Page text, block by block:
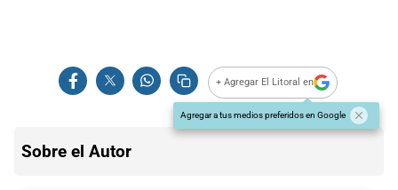
+ Agregar El Litoral en
Agregar a tus medios preferidos en Google
Sobre el Autor